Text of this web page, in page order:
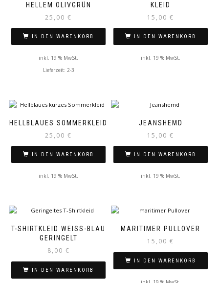
HELLEM OLIVGRÜN
25,00 €
IN DEN WARENKORB
inkl. 19 % MwSt.
Lieferzeit: 2-3
KLEID
15,00 €
IN DEN WARENKORB
inkl. 19 % MwSt.
HELLBLAUES SOMMERKLEID
25,00 €
IN DEN WARENKORB
inkl. 19 % MwSt.
JEANSHEMD
15,00 €
IN DEN WARENKORB
inkl. 19 % MwSt.
T-SHIRTKLEID WEISS-BLAU G
ERINGELT
8,00 €
IN DEN WARENKORB
MARITIMER PULLOVER
15,00 €
IN DEN WARENKORB